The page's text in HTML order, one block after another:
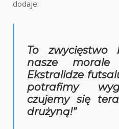
dodaje:
To zwycięstwo
nasze
Ekstralidze
potrafimy
czujemy się
drużyną!”